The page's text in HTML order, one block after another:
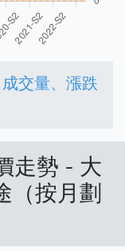
交量、漲跌
走勢 - 大
（按月劃